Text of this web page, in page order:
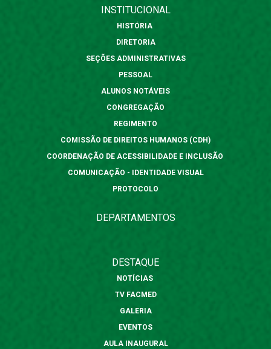
INSTITUCIONAL
HISTÓRIA
DIRETORIA
SEÇÕES ADMINISTRATIVAS
PESSOAL
ALUNOS NOTÁVEIS
CONGREGAÇÃO
REGIMENTO
COMISSÃO DE DIREITOS HUMANOS (CDH)
COORDENAÇÃO DE ACESSIBILIDADE E INCLUSÃO
COMUNICAÇÃO - IDENTIDADE VISUAL
PROTOCOLO
DEPARTAMENTOS
DESTAQUE
NOTÍCIAS
TV FACMED
GALERIA
EVENTOS
AULA INAUGURAL